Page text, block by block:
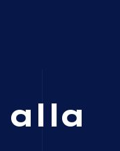
alla